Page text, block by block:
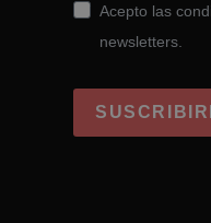
Acepto las
newsletters.